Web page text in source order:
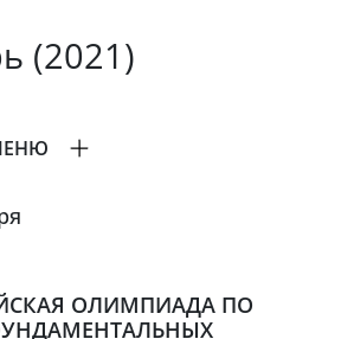
(2021)
ОЛИМПИАДА ПО